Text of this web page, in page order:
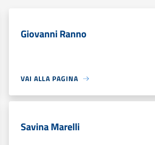
Giovanni Ranno
VAI ALLA PAGINA
Savina Marelli